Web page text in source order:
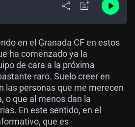
en el Granada CF en estos
ha comenzado ya la
de cara a la próxima
raro. Suelo creer en
las personas que me merecen
o que al menos dan la
En este sentido, en el
que es